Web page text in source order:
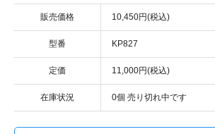
販売価格 10,450円(税込)
型番 KP827
定価 11,000円(税込)
在庫状況 0個 売り切れ中です